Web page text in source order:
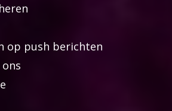
op push berichten